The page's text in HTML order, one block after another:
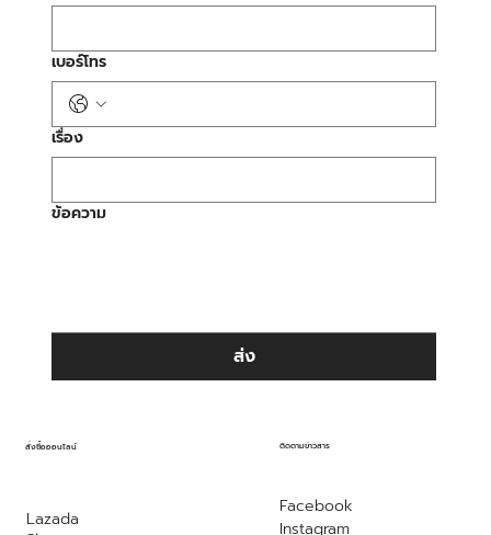
Facebook
Instagram
ติดตามข่าวสาร
สั่งซื้อออนไลน์
Lazada
เบอร์โทร
เรื่อง
ข้อความ
ส่ง